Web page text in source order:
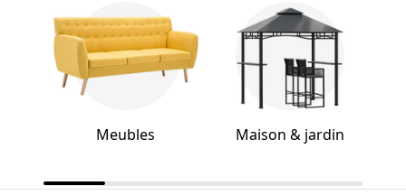
Meubles Maison & jardin